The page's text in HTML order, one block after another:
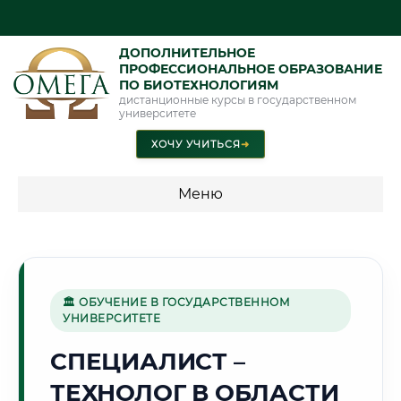
ДОПОЛНИТЕЛЬНОЕ
ПРОФЕССИОНАЛЬНОЕ ОБРАЗОВАНИЕ
ПО БИОТЕХНОЛОГИЯМ
дистанционные курсы в государственном
университете
ХОЧУ УЧИТЬСЯ➜
Меню
🕌
Г. САМАРКАНД
🏛 ОБУЧЕНИЕ В ГОСУДАРСТВЕННОМ
УНИВЕРСИТЕТЕ
СПЕЦИАЛИСТ –
ТЕХНОЛОГ В ОБЛАСТИ